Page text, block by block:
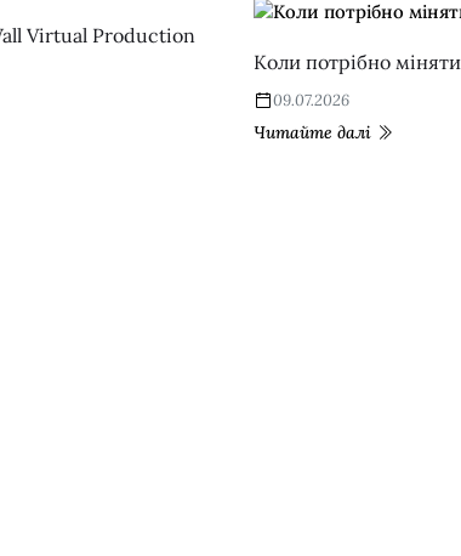
Virtual Production
Коли потрібно
09.07.2026
Читайте далі